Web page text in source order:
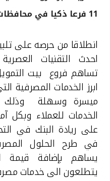
القنوات المصرفية
أدوات وخدمات
خدمات ما بعد البيع
اتصل بنا
مواقع الفروع وأجهزة الصرف
ألمانيا
11 فرعا ذكيا في محافظات مختلفة
انطلاقا من حرصه على
احدث التقنيات
تساهم فروع بيت
ابرز الخدمات المصرفية
ميسرة وسهلة وذلك
الخدمات للعملاء وبكل
على ريادة البنك في
في طرح الحلول
يساهم بإضافة قيمة
يتطلعون الى خدمات